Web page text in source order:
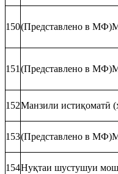
150(Представлено в
151 (Представлено в
152Манзили истиқоматӣ
153(Представлено в
154Нуқтаи шустушуи